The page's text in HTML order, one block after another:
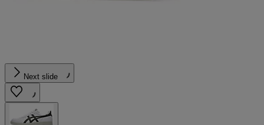
Next slide